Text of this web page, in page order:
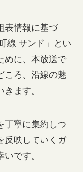
表情報に基づ
線 サンド」とい
めに、本放送で
ころ、沿線の魅
ます。
丁寧に集約しつ
反映していくガ
です。